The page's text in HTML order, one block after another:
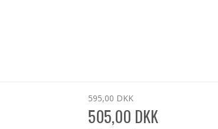
595,00 DKK
505,00 DKK